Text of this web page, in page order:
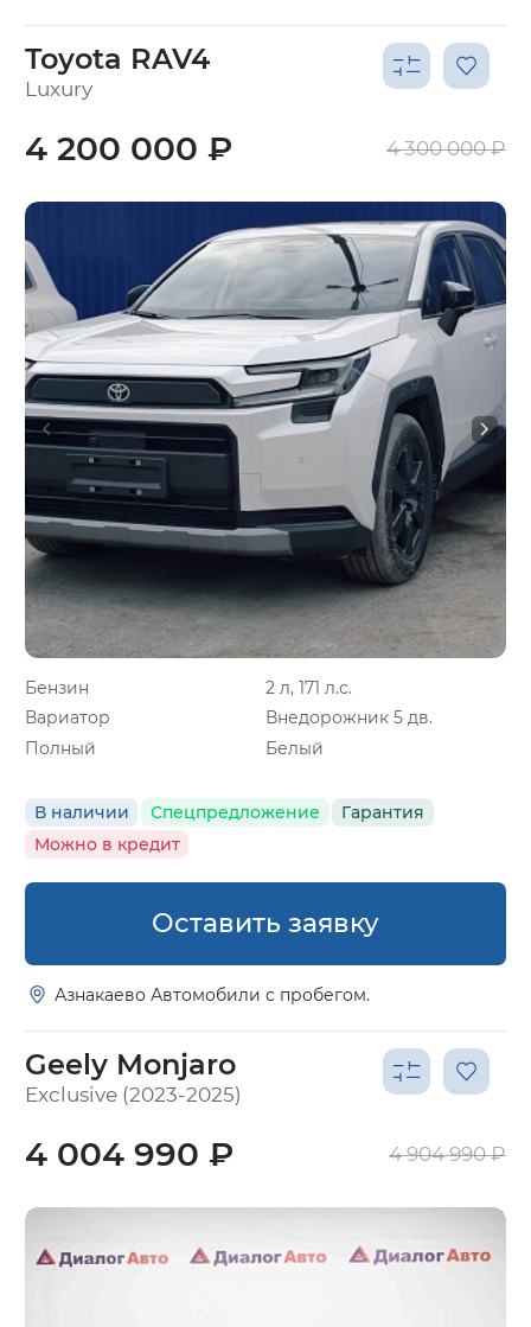
Toyota RAV4
Luxury
Бензин
2 л, 171 л.с.
Вариатор
Внедорожник 5 дв.
Полный
Белый
В наличии Спецпредложение
Гарантия
Можно в кредит
4 200 000 ₽ 4 300 000 ₽
Оставить заявку
Азнакаево Автомобили с пробегом.
Geely Monjaro
Exclusive (2023-2025)
4 004 990 ₽ 4 904 990 ₽